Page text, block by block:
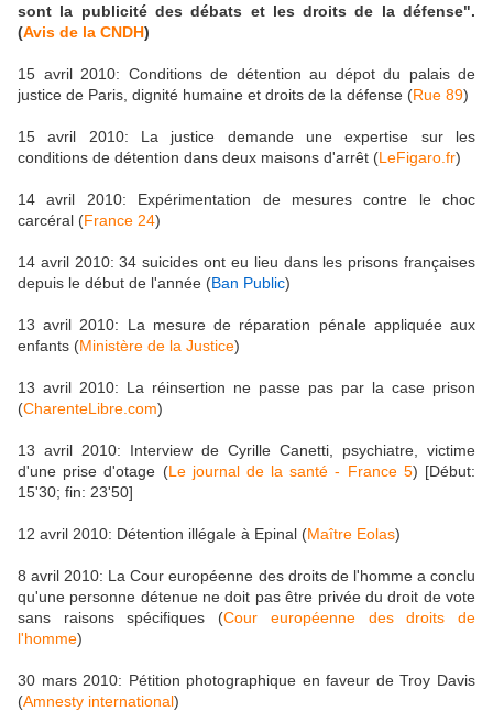
sont la publicité des débats et les droits de la défense".
(Avis de la CNDH)
15 avril 2010: Conditions de détention au dépot du palais de
justice de Paris, dignité humaine et droits de la défense (Rue 89)
15 avril 2010: La justice demande une expertise sur les
conditions de détention dans deux maisons d'arrêt (LeFigaro.fr)
14 avril 2010: Expérimentation de mesures contre le choc
carcéral (France 24)
14 avril 2010: 34 suicides ont eu lieu dans les prisons françaises
depuis le début de l'année (Ban Public)
13 avril 2010: La mesure de réparation pénale appliquée aux
enfants (Ministère de la Justice)
13 avril 2010: La réinsertion ne passe pas par la case prison
(CharenteLibre.com)
13 avril 2010: Interview de Cyrille Canetti, psychiatre, victime
d'une prise d'otage (Le journal de la santé - France 5) [Début:
15'30; fin: 23'50]
12 avril 2010: Détention illégale à Epinal (Maître Eolas)
8 avril 2010: La Cour européenne des droits de l'homme a conclu
qu'une personne détenue ne doit pas être privée du droit de vote
sans raisons spécifiques (Cour européenne des droits de
l'homme)
30 mars 2010: Pétition photographique en faveur de Troy Davis
(Amnesty international)